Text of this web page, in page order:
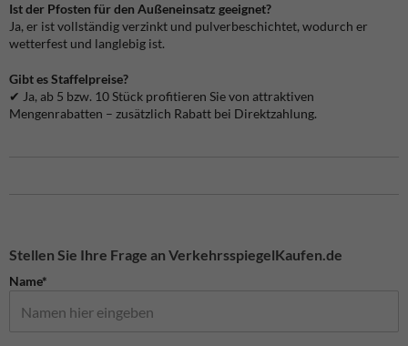
Ist der Pfosten für den Außeneinsatz geeignet?
Ja, er ist vollständig verzinkt und pulverbeschichtet, wodurch er
wetterfest und langlebig ist.
Gibt es Staffelpreise?
✔ Ja, ab 5 bzw. 10 Stück profitieren Sie von attraktiven
Mengenrabatten – zusätzlich Rabatt bei Direktzahlung.
Stellen Sie Ihre Frage an VerkehrsspiegelKaufen.de
Name*